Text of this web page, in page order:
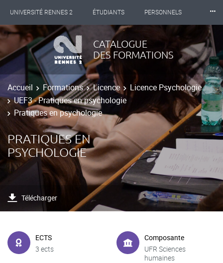
UNIVERSITÉ RENNES 2 ÉTUDIANTS PERSONNELS
INTERNATIONAL PROFESSIONNELS BIBLIOTHÈQUES
LES NOUVELLES DE RENNES 2
⸱⸱⸱
CATALOGUE
DES FORMATIONS
Accueil Formations Licence
Licence Psychologie
UEF3 - Pratiques en psychologie
Pratiques en psychologie
PRATIQUES EN
PSYCHOLOGIE
Télécharger
ECTS
3 ects
Composante
UFR Sciences
humaines